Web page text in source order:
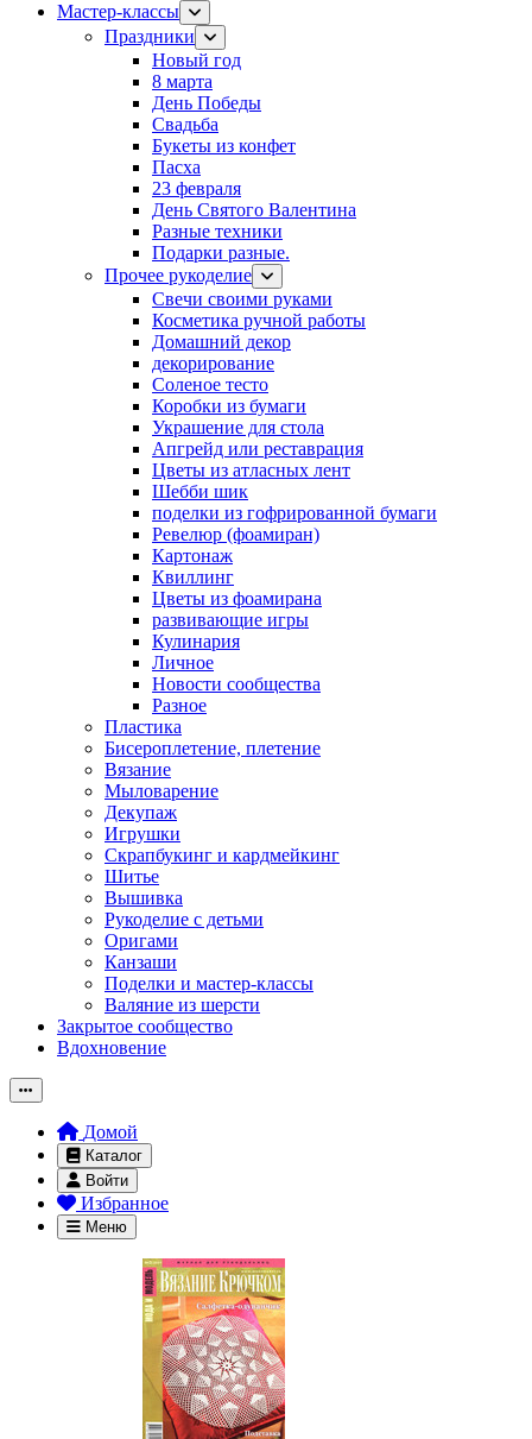
Мастер-классы
Праздники
Новый год
8 марта
День Победы
Свадьба
Букеты из конфет
Пасха
23 февраля
День Святого Валентина
Разные техники
Подарки разные.
Прочее рукоделие
Свечи своими руками
Косметика ручной работы
Домашний декор
декорирование
Соленое тесто
Коробки из бумаги
Украшение для стола
Апгрейд или реставрация
Цветы из атласных лент
Шебби шик
поделки из гофрированной бумаги
Ревелюр (фоамиран)
Картонаж
Квиллинг
Цветы из фоамирана
развивающие игры
Кулинария
Личное
Новости сообщества
Разное
Пластика
Бисероплетение, плетение
Вязание
Мыловарение
Декупаж
Игрушки
Скрапбукинг и кардмейкинг
Шитье
Вышивка
Рукоделие с детьми
Оригами
Канзаши
Поделки и мастер-классы
Валяние из шерсти
Закрытое сообщество
Вдохновение
Домой
Каталог
Войти
Избранное
Меню